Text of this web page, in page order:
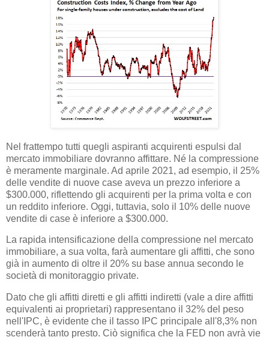
Nel frattempo tutti quegli aspiranti acquirenti espulsi dal
mercato immobiliare dovranno affittare. Né la compressione
è meramente marginale. Ad aprile 2021, ad esempio, il 25%
delle vendite di nuove case aveva un prezzo inferiore a
$300.000, riflettendo gli acquirenti per la prima volta e con
un reddito inferiore. Oggi, tuttavia, solo il 10% delle nuove
vendite di case è inferiore a $300.000.
La rapida intensificazione della compressione nel mercato
immobiliare, a sua volta, farà aumentare gli affitti, che sono
già in aumento di oltre il 20% su base annua secondo le
società di monitoraggio private.
Dato che gli affitti diretti e gli affitti indiretti (vale a dire affitti
equivalenti ai proprietari) rappresentano il 32% del peso
nell'IPC, è evidente che il tasso IPC principale all'8,3% non
scenderà tanto presto. Ciò significa che la FED non avrà vie